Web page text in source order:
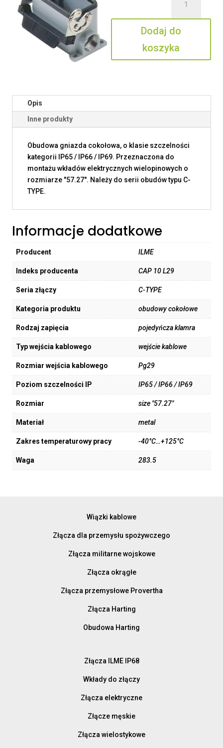
10
L29
Dodaj do
koszyka
Opis
Inne produkty
Obudowa gniazda cokołowa, o klasie szczelności
kategorii IP65 / IP66 / IP69. Przeznaczona do
montażu wkładów elektrycznych wielopinowych o
rozmiarze "57.27". Należy do serii obudów typu C-
TYPE.
Informacje dodatkowe
Producent ILME
Indeks producenta CAP 10 L29
Seria złączy C-TYPE
Kategoria produktu obudowy cokołowe
Rodzaj zapięcia pojedyńcza klamra
Typ wejścia kablowego wejście kablowe
Rozmiar wejścia kablowego Pg29
Poziom szczelności IP IP65 / IP66 / IP69
Rozmiar size "57.27"
Materiał metal
Zakres temperaturowy pracy -40°C…+125°C
Waga 283.5
Wiązki kablowe
Złącza dla przemysłu spożywczego
Złącza militarne wojskowe
Złącza okrągłe
Złącza przemysłowe Provertha
Złącza Harting
Obudowa Harting
Złącza ILME IP68
Wkłady do złączy
Złącza elektryczne
Złącze męskie
Złącza wielostykowe